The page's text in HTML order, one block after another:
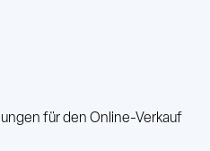
für den Online-Verkauf